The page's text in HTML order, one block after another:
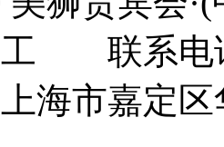
工 联系电
海市嘉定